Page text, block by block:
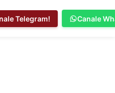
Telegram! Canale